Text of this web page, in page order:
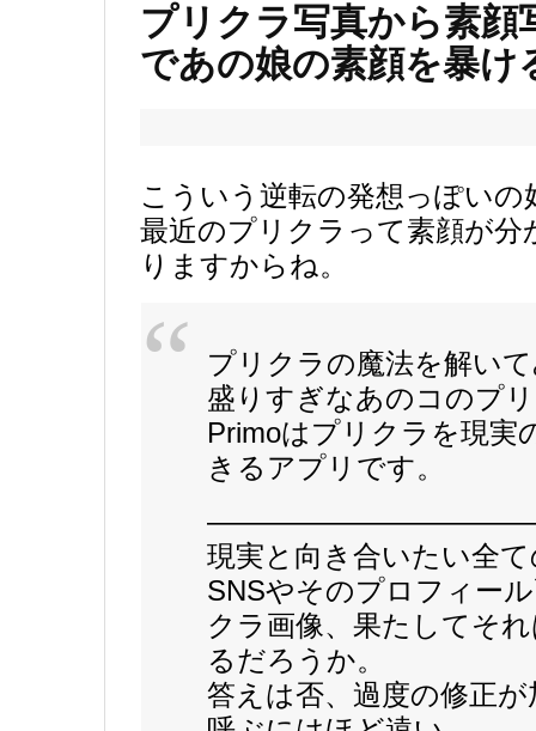
プリクラ写真から素顔
であの娘の素顔を暴け
こういう逆転の発想っぽいの
最近のプリクラって素顔が
りますからね。
プリクラの魔法を解い
盛りすぎなあのコのプ
Primoはプリクラを現実
きるアプリです。
現実と向き合いたい全
SNSやそのプロフィー
クラ画像、果たしてそ
るだろうか。
答えは否、過度の修正